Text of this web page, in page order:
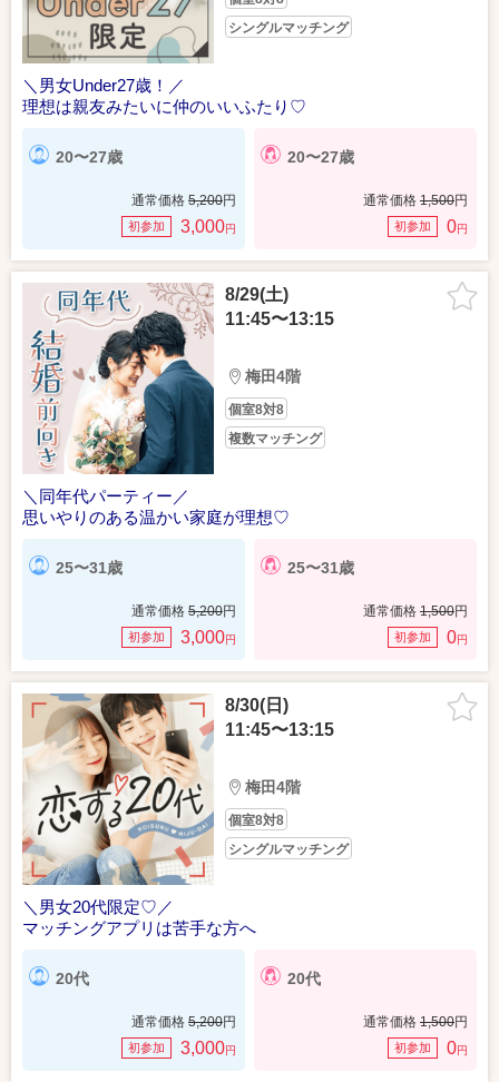
シングルマッチング
＼男女Under27歳！／
理想は親友みたいに仲のいいふたり♡
20〜27歳
通常価格 5,200円
初参加 3,000円
20〜27歳
通常価格 1,500円
初参加 0円
8/29(土)
11:45〜13:15
梅田4階
個室8対8
複数マッチング
＼同年代パーティー／
思いやりのある温かい家庭が理想♡
25〜31歳
通常価格 5,200円
初参加 3,000円
25〜31歳
通常価格 1,500円
初参加 0円
8/30(日)
11:45〜13:15
梅田4階
個室8対8
シングルマッチング
＼男女20代限定♡／
マッチングアプリは苦手な方へ
20代
通常価格 5,200円
初参加 3,000円
20代
通常価格 1,500円
初参加 0円